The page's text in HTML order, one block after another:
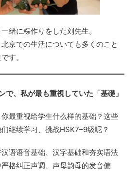
緒に粽作りをした刘先生。
京での生活についても多くのこと
す。
、私が最も重視していた「基礎」
最重视给学生什么样的基础？这些
继续学习、挑战HSK7–9级呢？
语语音基础、汉字基础和夯实语法
格纠正声调、声母韵母的发音偏